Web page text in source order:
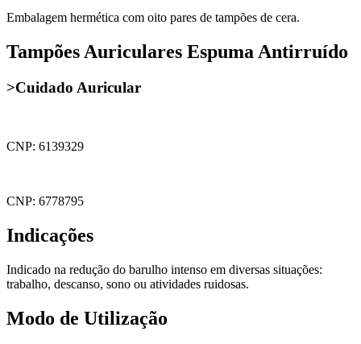
Embalagem hermética com oito pares de tampões de cera.
Tampões Auriculares Espuma Antirruído
>Cuidado Auricular
CNP: 6139329
CNP: 6778795
Indicações
Indicado na redução do barulho intenso em diversas situações:
trabalho, descanso, sono ou atividades ruidosas.
Modo de Utilização